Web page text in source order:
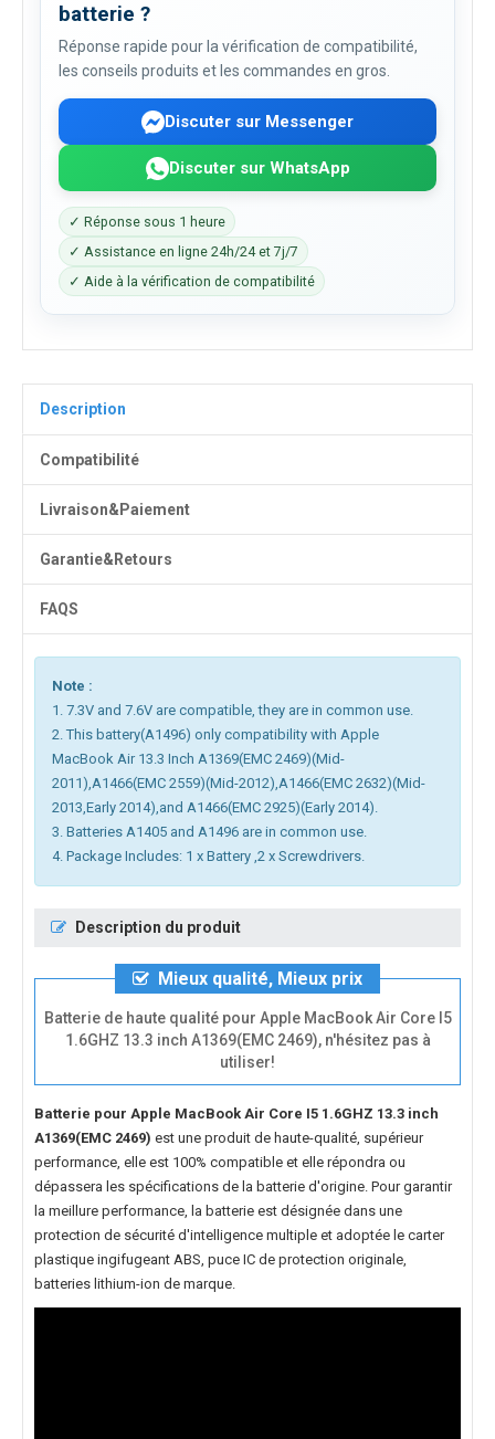
batterie ?
Réponse rapide pour la vérification de compatibilité,
les conseils produits et les commandes en gros.
Discuter sur Messenger
Discuter sur WhatsApp
✓ Réponse sous 1 heure
✓ Assistance en ligne 24h/24 et 7j/7
✓ Aide à la vérification de compatibilité
Description
Compatibilité
Livraison&Paiement
Garantie&Retours
FAQS
Note :
1. 7.3V and 7.6V are compatible, they are in common use.
2. This battery(A1496) only compatibility with Apple
MacBook Air 13.3 Inch A1369(EMC 2469)(Mid-
2011),A1466(EMC 2559)(Mid-2012),A1466(EMC 2632)(Mid-
2013,Early 2014),and A1466(EMC 2925)(Early 2014).
3. Batteries A1405 and A1496 are in common use.
4. Package Includes: 1 x Battery ,2 x Screwdrivers.
Description du produit
Mieux qualité, Mieux prix
Batterie de haute qualité pour Apple MacBook Air Core I5
1.6GHZ 13.3 inch A1369(EMC 2469), n'hésitez pas à
utiliser!
Batterie pour Apple MacBook Air Core I5 1.6GHZ 13.3 inch
A1369(EMC 2469) est une produit de haute-qualité, supérieur
performance, elle est 100% compatible et elle répondra ou
dépassera les spécifications de la batterie d'origine. Pour garantir
la meillure performance, la batterie est désignée dans une
protection de sécurité d'intelligence multiple et adoptée le carter
plastique ingifugeant ABS, puce IC de protection originale,
batteries lithium-ion de marque.